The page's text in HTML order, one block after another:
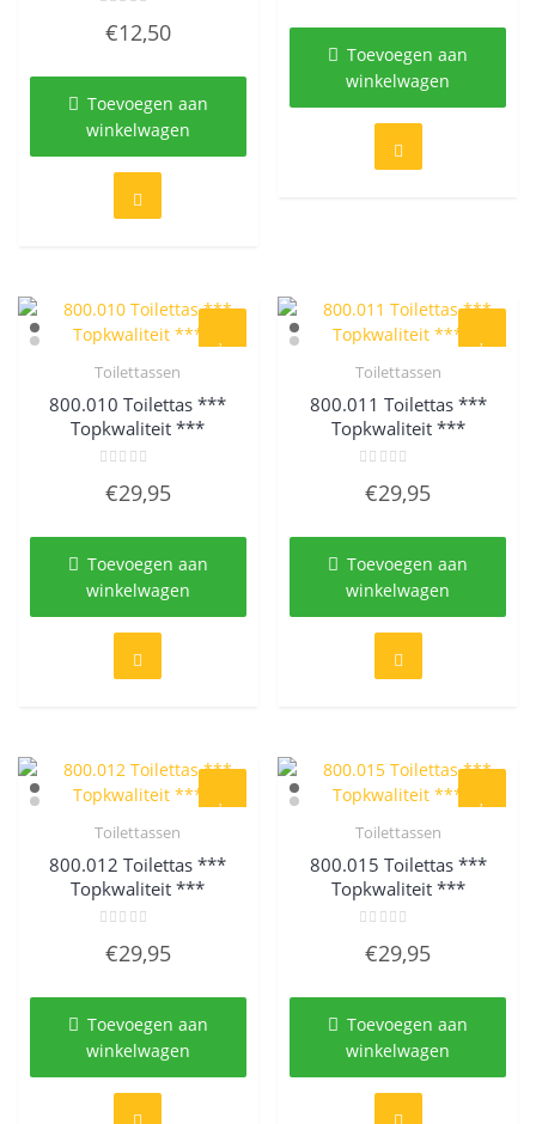
0€12,50
Toevoegen aan
winkelwagen
Toevoegen aan
winkelwagen
Quick View
Toilettassen
800.010 Toilettas ***
Topkwaliteit ***
0€29,95
Toevoegen aan
winkelwagen
Quick View
Toilettassen
800.011 Toilettas ***
Topkwaliteit ***
0€29,95
Toevoegen aan
winkelwagen
Quick View
Toilettassen
800.012 Toilettas ***
Topkwaliteit ***
0
uit
€29,95
Toevoegen aan
winkelwagen
Quick View
Toilettassen
800.015 Toilettas ***
Topkwaliteit ***
0
uit
€29,95
Toevoegen aan
winkelwagen